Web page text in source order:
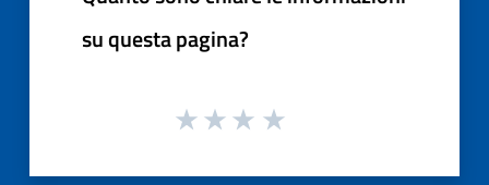
su questa pagina?